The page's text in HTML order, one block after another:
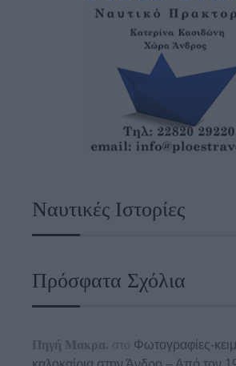
Ναυτικές Ιστορίες
Πρόσφατα Σχόλια
Πηγή Μακρα. στο Φωτογραφίες-